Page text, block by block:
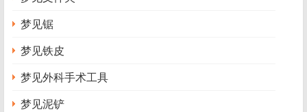
梦见锯
梦见铁皮
梦见外科手术工具
梦见泥铲